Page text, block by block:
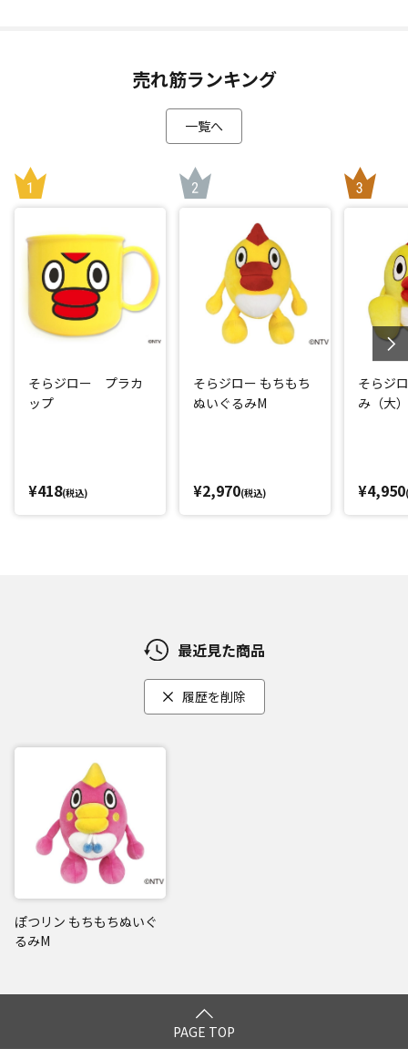
売れ筋ランキング
一覧へ
そらジロー プラカ
ップ
¥418(税込)
そらジロー もちもち
ぬいぐるみM
¥2,970(税込)
そらジ
み（大）
¥4,950
最近見た商品
履歴を削除
ぽつリン もちもちぬいぐ
るみM
PAGE TOP